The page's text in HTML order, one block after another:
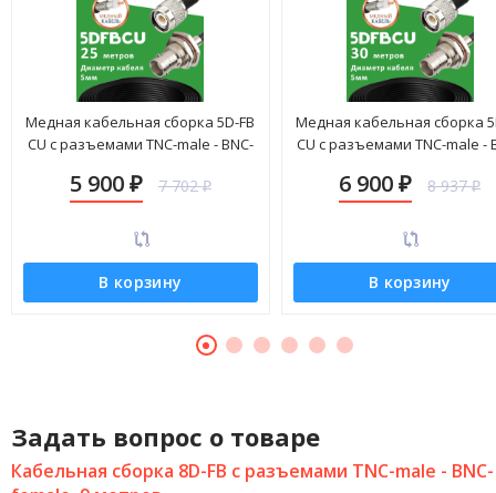
Медная кабельная сборка 5D-FB
CU с разъемами TNC-male - BNC-
5 900 ₽ 7 702₽
В корзину
Медная кабельная сборка
CU с разъемами TNC-male -
6 900₽ 8 937₽
В корзину
Задать вопрос о товаре
Кабельная сборка 8D-FB с разъемами TNC-male - BNC-